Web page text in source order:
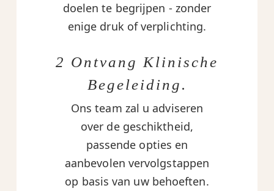
doelen te begrijpen - zonder
enige druk of verplichting.
2 Ontvang Klinische
Begeleiding.
Ons team zal u adviseren
over de geschiktheid,
passende opties en
aanbevolen vervolgstappen
op basis van uw behoeften.